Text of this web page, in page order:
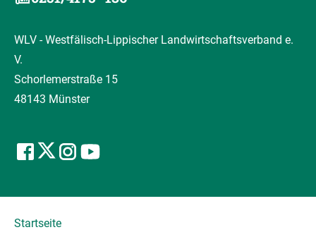
WLV - Westfälisch-Lippischer Landwirtschaftsverband e.
V.
Schorlemerstraße 15
48143 Münster
Startseite